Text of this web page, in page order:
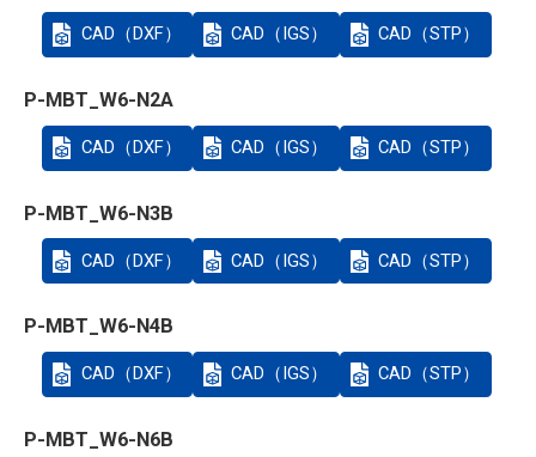
CAD（DXF） CAD（IGS） CAD（STP）
P-MBT_W6-N2A
CAD（DXF） CAD（IGS） CAD（STP）
P-MBT_W6-N3B
CAD（DXF） CAD（IGS） CAD（STP）
P-MBT_W6-N4B
CAD（DXF） CAD（IGS） CAD（STP）
P-MBT_W6-N6B